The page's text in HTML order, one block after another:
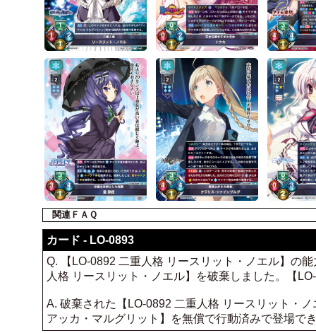
関連ＦＡＱ
カード - LO-0893
Q. 【LO-0892 二重人格 リースリット・ノエル】の
人格 リースリット・ノエル】を破棄しました。【
A. 破棄された【LO-0892 二重人格 リースリット・
アッカ・マルグリット】を無償で行動済みで登場で